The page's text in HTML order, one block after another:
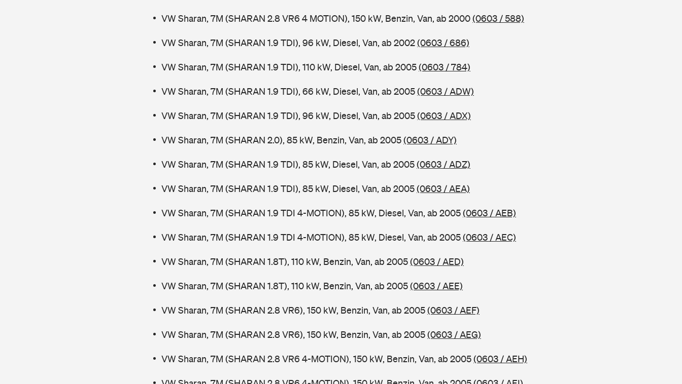
VW Sharan, 7M (SHARAN 2.8 VR6 4 MOTION), 150 kW, Benzin, Van, ab 2000(0603 / 588)
VW Sharan, 7M (SHARAN 1.9 TDI), 96 kW, Diesel, Van, ab 2002(0603 / 686)
VW Sharan, 7M (SHARAN 1.9 TDI), 110 kW, Diesel, Van, ab 2005(0603 / 784)
VW Sharan, 7M (SHARAN 1.9 TDI), 66 kW, Diesel, Van, ab 2005(0603 / ADW)
VW Sharan, 7M (SHARAN 1.9 TDI), 96 kW, Diesel, Van, ab 2005(0603 / ADX)
VW Sharan, 7M (SHARAN 2.0), 85 kW, Benzin, Van, ab 2005(0603 / ADY)
VW Sharan, 7M (SHARAN 1.9 TDI), 85 kW, Diesel, Van, ab 2005(0603 / ADZ)
VW Sharan, 7M (SHARAN 1.9 TDI), 85 kW, Diesel, Van, ab 2005(0603 / AEA)
VW Sharan, 7M (SHARAN 1.9 TDI 4-MOTION), 85 kW, Diesel, Van, ab 2005(0603 / AEB)
VW Sharan, 7M (SHARAN 1.9 TDI 4-MOTION), 85 kW, Diesel, Van, ab 2005(0603 / AEC)
VW Sharan, 7M (SHARAN 1.8T), 110 kW, Benzin, Van, ab 2005(0603 / AED)
VW Sharan, 7M (SHARAN 1.8T), 110 kW, Benzin, Van, ab 2005(0603 / AEE)
VW Sharan, 7M (SHARAN 2.8 VR6), 150 kW, Benzin, Van, ab 2005(0603 / AEF)
VW Sharan, 7M (SHARAN 2.8 VR6), 150 kW, Benzin, Van, ab 2005(0603 / AEG)
VW Sharan, 7M (SHARAN 2.8 VR6 4-MOTION), 150 kW, Benzin, Van, ab 2005(0603 / AEH)